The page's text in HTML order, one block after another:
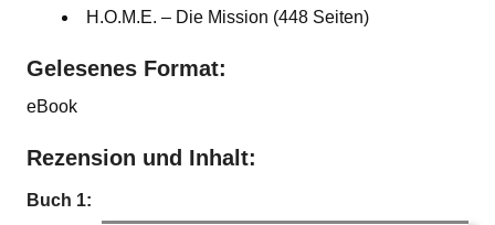
H.O.M.E. – Die Mission (448 Seiten)
Gelesenes Format:
eBook
Rezension und Inhalt:
Buch 1: